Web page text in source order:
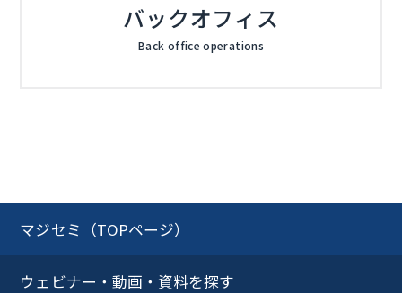
バックオフィス
Back office operations
マジセミ（TOPページ）
ウェビナー・動画・資料を探す